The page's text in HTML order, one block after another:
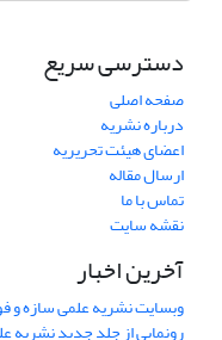
دسترسی سریع
صفحه اصلی
درباره نشریه
اعضای هیئت تحریریه
ارسال مقاله
تماس با ما
نقشه سایت
آخرین اخبار
وبسایت نشریه علمی سازه و
رونمایی از جلد جدید نشریه